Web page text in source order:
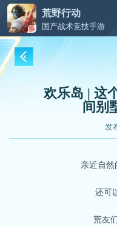
欢乐岛 | 这
间别
发
亲近自然
还可以
荒友们
荒野行动
国产战术竞技手游